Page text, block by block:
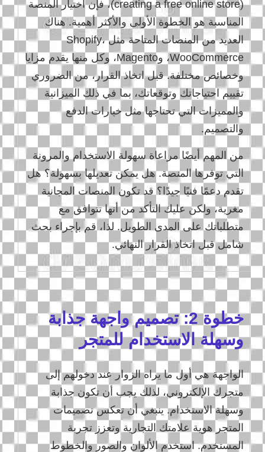
(creating a free online store)، فإن اختيار المنصة
المناسبة هو الخطوة الأولى والأكثر أهمية. هناك
العديد من المنصات المتاحة مثل Shopify،
WooCommerce، وMagento، وكل منها يقدم مزايا
وخصائص مختلفة. قبل اتخاذ القرار، من الضروري
تقييم احتياجاتك وتوقعاتك، بما في ذلك الميزانية
والمميزات التي تحتاجها مثل خيارات الدفع
والتصميم.
من المهم أيضًا مراعاة سهولة الاستخدام والمرونة
التي توفرها المنصة. هل يمكن تعديلها بسهولة؟ هل
تقدم دعمًا فنيًا جيدًا؟ قد تكون المنصات المجانية
مغرية، ولكن عليك التأكد من أنها تتوافق مع
متطلباتك على المدى الطويل. لذا، قم بإجراء بحث
شامل قبل اتخاذ القرار النهائي.
خطوة 2: تصميم واجهة جذابة
وسهلة الاستخدام للمتجر
الواجهة هي أول ما يراه الزوار عند دخولهم إلى
متجرك الإلكتروني، لذلك يجب أن تكون جذابة
وسهلة الاستخدام. ينبغي أن تعكس تصميمات
المتجر هوية علامتك التجارية وتعزز تجربة
المستخدم. استخدم الألوان والصور والخطوط